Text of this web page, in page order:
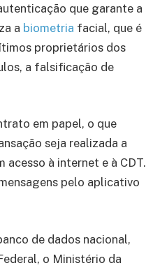
que garante a
a biometria facial, que é
proprietários dos
a falsificação de
em papel, o que
seja realizada a
acesso à internet e à CDT.
pelo aplicativo
de dados nacional,
o Ministério da